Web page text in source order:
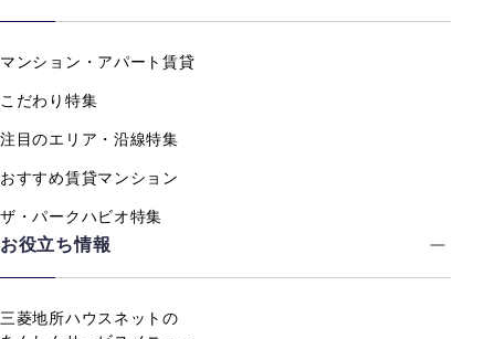
マンション・アパート賃貸
こだわり特集
注目のエリア・沿線特集
おすすめ賃貸マンション
ザ・パークハビオ特集
お役立ち情報
三菱地所ハウスネットの